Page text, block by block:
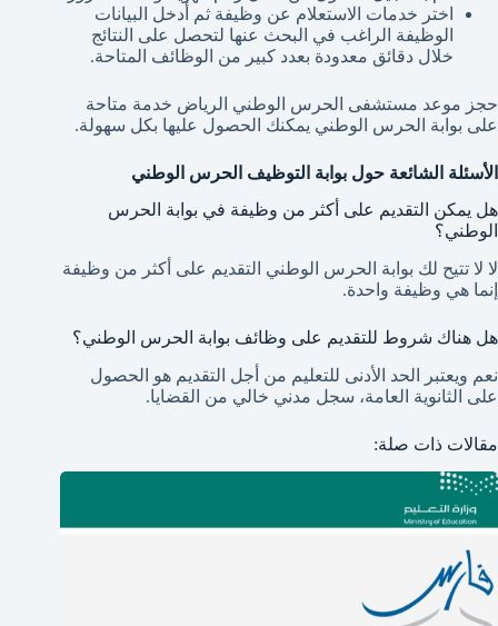
اختر خدمات الاستعلام عن وظيفة ثم أدخل البيانات
الوظيفة الراغب في البحث عنها لتحصل على النتائج
خلال دقائق معدودة بعدد كبير من الوظائف المتاحة.
حجز موعد مستشفى الحرس الوطني الرياض خدمة متاحة
على بوابة الحرس الوطني يمكنك الحصول عليها بكل سهولة.
الأسئلة الشائعة حول بوابة التوظيف الحرس الوطني
هل يمكن التقديم على أكثر من وظيفة في بوابة الحرس
الوطني؟
لا لا تتيح لك بوابة الحرس الوطني التقديم على أكثر من وظيفة
إنما هي وظيفة واحدة.
هل هناك شروط للتقديم على وظائف بوابة الحرس الوطني؟
نعم ويعتبر الحد الأدنى للتعليم من أجل التقديم هو الحصول
على الثانوية العامة، سجل مدني خالي من القضايا.
مقالات ذات صلة: